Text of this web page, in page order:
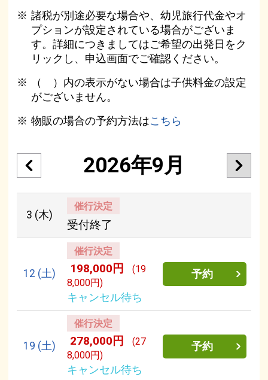
諸税が別途必要な場合や、幼児旅行代金やオ
プションが設定されている場合がございま
す。詳細につきましてはご希望の出発日をク
リックし、申込画面でご確認ください。
（ ）内の表示がない場合は子供料金の設定
がございません。
物販の場合の予約方法はこちら
2026年9月
3 (木)
催行決定
受付終了
12 (土)
催行決定
198,000円
(19
8,000円)
キャンセル待ち
予約
19 (土)
催行決定
278,000円
(27
8,000円)
キャンセル待ち
予約